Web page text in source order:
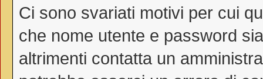
Ci sono svariati motivi per cui
che nome utente e password
altrimenti contatta un